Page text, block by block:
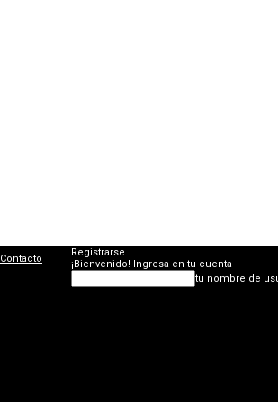
Contacto
Registrarse
¡Bienvenido! Ingresa en tu cuenta
tu nombre de